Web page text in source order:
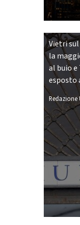
Vietri
la
al buio
esposto
Redazione